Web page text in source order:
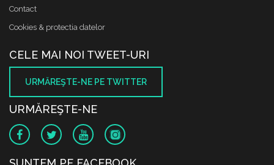
Contact
Cookies & protectia datelor
CELE MAI NOI TWEET-URI
URMĂREŞTE-NE PE TWITTER
URMĂREŞTE-NE